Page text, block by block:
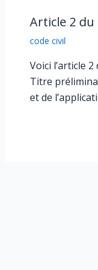
Article 2 du
code civil
Voici l’article
Titre
et de